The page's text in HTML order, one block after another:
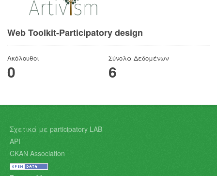
Web Toolkit-Participatory design
Ακόλουθοι
0
Σύνολα Δεδομένων
6
Σχετικά με participatory LAB
API
CKAN Association